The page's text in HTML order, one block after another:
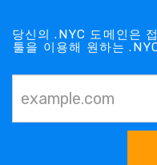
당신의 .NYC 도메인은
툴을 이용해 원하는